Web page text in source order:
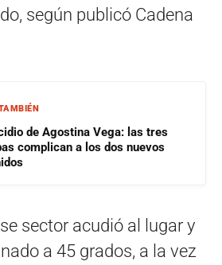
según publicó Cadena
de Agostina Vega: las tres
complican a los dos nuevos
sector acudió al lugar y
a 45 grados, a la vez